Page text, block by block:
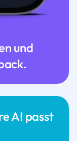
AI passt
und